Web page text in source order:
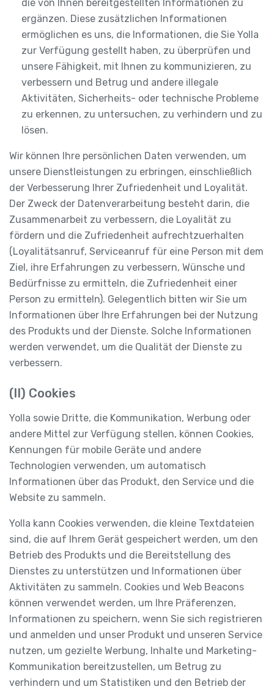
die von Ihnen bereitgestellten Informationen zu
ergänzen. Diese zusätzlichen Informationen
ermöglichen es uns, die Informationen, die Sie Yolla
zur Verfügung gestellt haben, zu überprüfen und
unsere Fähigkeit, mit Ihnen zu kommunizieren, zu
verbessern und Betrug und andere illegale
Aktivitäten, Sicherheits- oder technische Probleme
zu erkennen, zu untersuchen, zu verhindern und zu
lösen.
Wir können Ihre persönlichen Daten verwenden, um
unsere Dienstleistungen zu erbringen, einschließlich
der Verbesserung Ihrer Zufriedenheit und Loyalität.
Der Zweck der Datenverarbeitung besteht darin, die
Zusammenarbeit zu verbessern, die Loyalität zu
fördern und die Zufriedenheit aufrechtzuerhalten
(Loyalitätsanruf, Serviceanruf für eine Person mit dem
Ziel, ihre Erfahrungen zu verbessern, Wünsche und
Bedürfnisse zu ermitteln, die Zufriedenheit einer
Person zu ermitteln). Gelegentlich bitten wir Sie um
Informationen über Ihre Erfahrungen bei der Nutzung
des Produkts und der Dienste. Solche Informationen
werden verwendet, um die Qualität der Dienste zu
verbessern.
(II) Cookies
Yolla sowie Dritte, die Kommunikation, Werbung oder
andere Mittel zur Verfügung stellen, können Cookies,
Kennungen für mobile Geräte und andere
Technologien verwenden, um automatisch
Informationen über das Produkt, den Service und die
Website zu sammeln.
Yolla kann Cookies verwenden, die kleine Textdateien
sind, die auf Ihrem Gerät gespeichert werden, um den
Betrieb des Produkts und die Bereitstellung des
Dienstes zu unterstützen und Informationen über
Aktivitäten zu sammeln. Cookies und Web Beacons
können verwendet werden, um Ihre Präferenzen,
Informationen zu speichern, wenn Sie sich registrieren
und anmelden und unser Produkt und unseren Service
nutzen, um gezielte Werbung, Inhalte und Marketing-
Kommunikation bereitzustellen, um Betrug zu
verhindern und um Statistiken und den Betrieb der